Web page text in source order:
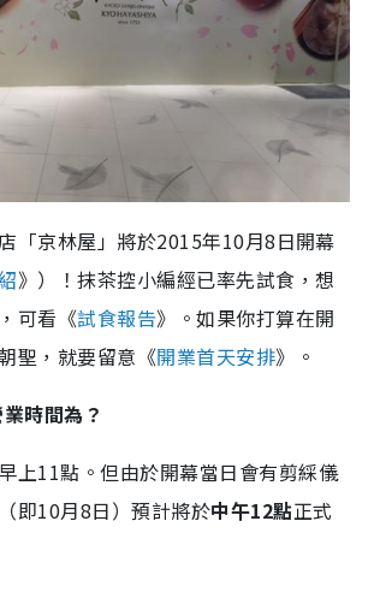
「京林屋」將於2015年10月8日開幕
》）！抹茶控小編經已率先試食，想
可看《試食報告》。如果你打算在開
聖，就要留意《開業首天安排》。
時間為？
上11點。但由於開幕當日會有剪綵儀
即10月8日）預計將於中午12點正式